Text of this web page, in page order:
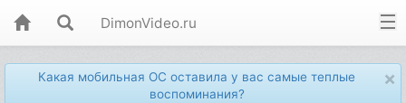
DimonVideo.ru
×
Какая мобильная ОС оставила у вас самые теплые
воспоминания?